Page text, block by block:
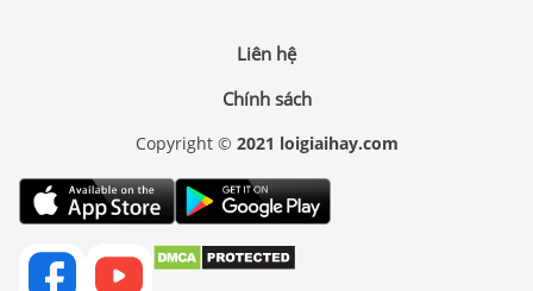
Liên hệ
Chính sách
Copyright © 2021 loigiaihay.com